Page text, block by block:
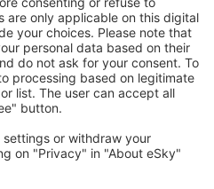
Mohamed Belkebir (AZR)